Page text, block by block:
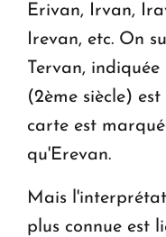
Erivan, Irvan,
Irevan, etc. On
Tervan,
(2ème siècle)
carte est
qu'Erevan.
Mais
plus connue est